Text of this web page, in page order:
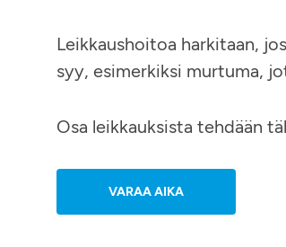
Leikkaushoitoa harkitaan,
syy, esimerkiksi murtuma,
Osa leikkauksista tehdään
VARAA AIKA